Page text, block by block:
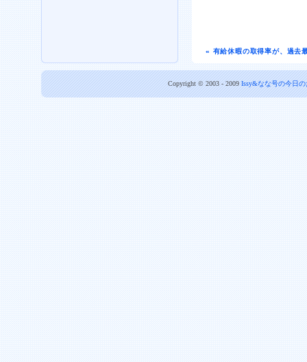
« 有給休暇の取得率が、過去
Copyright © 2003 - 2009 Issy&なな号の今日